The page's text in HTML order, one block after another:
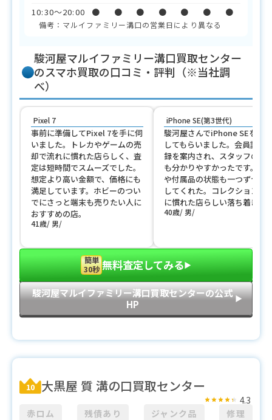
10:30〜20:00 ● ● ● ● ● ● ●
備考：マルイファミリー溝口の営業日により異なる
駿河屋マルイファミリー溝口買取センター
のスマホ買取の口コミ・評判（※当社調
べ）
Pixel 7
事前に準備してPixel 7を手に伺
いました。トレカやゲームの売
却で流れに慣れた店らしく、査
定は短時間でスムーズでした。
想定より高い金額で、価格にも
満足しています。ホビーのつい
でにさっと端末も売りたい人に
おすすめの店。
41歳 男
iPhone SE(第3世代)
駿河屋さんでiPhone SEを査定
してもらいました。会員証の
録を案内され、スタッフの説
も分かりやすかったです。外
や付属品の状態も一つずつ確
してくれた。コレクション売
に慣れた店らしい落ち着き。
40歳 男
簡単
30秒 無料査定してみる▶︎
駿河屋マルイファミリー溝口買取センターの公式
HP
▶︎
10 大黒屋 質 溝の口買取センター
赤ロム 残債あり ジャンク品 修理
4.3